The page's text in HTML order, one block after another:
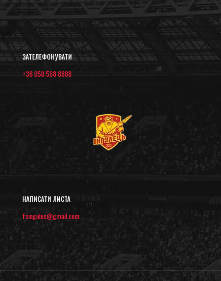
ЗАТЕЛЕФОНУВАТИ
+38 050 568 8888
НАПИСАТИ ЛИСТА
fcingulec@gmail.com